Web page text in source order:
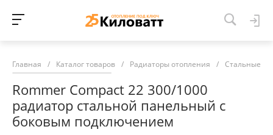
Главная / Каталог товаров / Радиаторы отопления / Стальные
Rommer Compact 22 300/1000
радиатор стальной панельный с
боковым подключением